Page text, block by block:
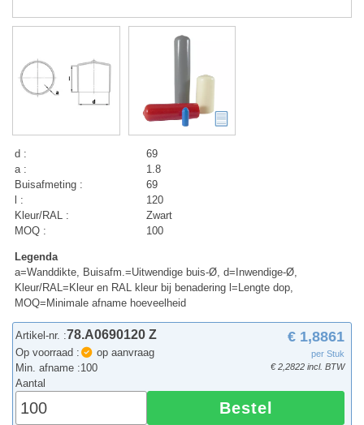
d :
69
a :
1.8
Buisafmeting :
69
l :
120
Kleur/RAL :
Zwart
MOQ :
100
Legenda
a=Wanddikte, Buisafm.=Uitwendige buis-Ø, d=Inwendige-Ø,
Kleur/RAL=Kleur en RAL kleur bij benadering l=Lengte dop,
MOQ=Minimale afname hoeveelheid
Artikel-nr. :78.A0690120 Z
Op voorraad :
op aanvraag
Min. afname :100
€ 1,8861
per Stuk
€ 2,2822 incl. BTW
Aantal
Bestel